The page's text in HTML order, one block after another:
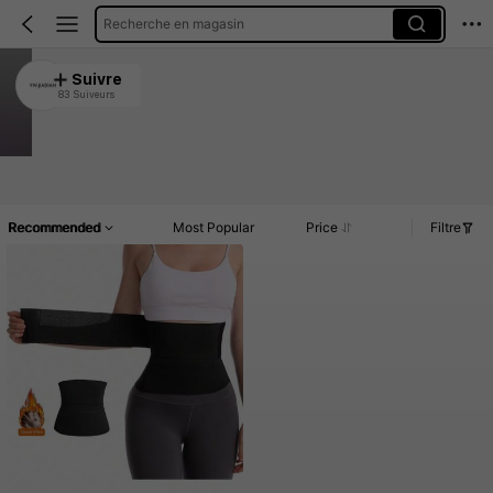
Recherche en magasin
YW-JIADIAN
4.87
Suivre
83 Suiveurs
Recommended Most Popular Price Filtre